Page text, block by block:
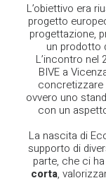
L’obiettivo era
progetto
progettazione,
un prodotto
L’incontro nel
BIVE a
concretizzare
ovvero uno
con un
La nascita di
supporto di
parte, che ci
corta,